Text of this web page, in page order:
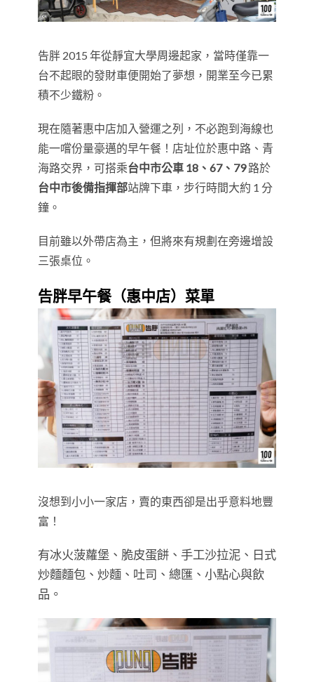
告胖 2015 年從靜宜大學周邊起家，當時僅靠一
台不起眼的發財車便開始了夢想，開業至今已累
積不少鐵粉。
現在隨著惠中店加入營運之列，不必跑到海線也
能一嚐份量豪邁的早午餐！店址位於惠中路、青
海路交界，可搭乘台中市公車 18、67、79路於
台中市後備指揮部站牌下車，步行時間大約 1 分
鐘。
目前雖以外帶店為主，但將來有規劃在旁邊增設
三張桌位。
告胖早午餐（惠中店）菜單
沒想到小小一家店，賣的東西卻是出乎意料地豐
富！
有冰火菠蘿堡、脆皮蛋餅、手工沙拉泥、日式
炒麵麵包、炒麵、吐司、總匯、小點心與飲
品。